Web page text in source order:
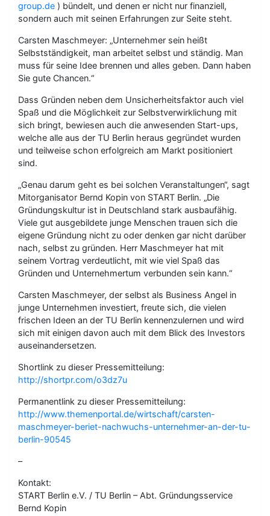
group.de ) bündelt, und denen er nicht nur finanziell,
sondern auch mit seinen Erfahrungen zur Seite steht.
Carsten Maschmeyer: „Unternehmer sein heißt
Selbstständigkeit, man arbeitet selbst und ständig. Man
muss für seine Idee brennen und alles geben. Dann haben
Sie gute Chancen.“
Dass Gründen neben dem Unsicherheitsfaktor auch viel
Spaß und die Möglichkeit zur Selbstverwirklichung mit
sich bringt, bewiesen auch die anwesenden Start-ups,
welche alle aus der TU Berlin heraus gegründet wurden
und teilweise schon erfolgreich am Markt positioniert
sind.
„Genau darum geht es bei solchen Veranstaltungen“, sagt
Mitorganisator Bernd Kopin von START Berlin. „Die
Gründungskultur ist in Deutschland stark ausbaufähig.
Viele gut ausgebildete junge Menschen trauen sich die
eigene Gründung nicht zu oder denken gar nicht darüber
nach, selbst zu gründen. Herr Maschmeyer hat mit
seinem Vortrag verdeutlicht, mit wie viel Spaß das
Gründen und Unternehmertum verbunden sein kann.“
Carsten Maschmeyer, der selbst als Business Angel in
junge Unternehmen investiert, freute sich, die vielen
frischen Ideen an der TU Berlin kennenzulernen und wird
sich mit einigen davon auch mit dem Blick des Investors
auseinandersetzen.
Shortlink zu dieser Pressemitteilung:
http://shortpr.com/o3dz7u
Permanentlink zu dieser Pressemitteilung:
http://www.themenportal.de/wirtschaft/carsten-
maschmeyer-beriet-nachwuchs-unternehmer-an-der-tu-
berlin-90545
–
Kontakt:
START Berlin e.V. / TU Berlin – Abt. Gründungsservice
Bernd Kopin